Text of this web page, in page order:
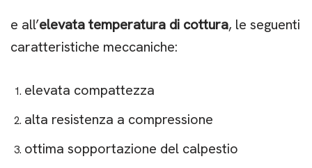
e all’elevata temperatura di cottura, le seguenti
caratteristiche meccaniche:
elevata compattezza
alta resistenza a compressione
ottima sopportazione del calpestio